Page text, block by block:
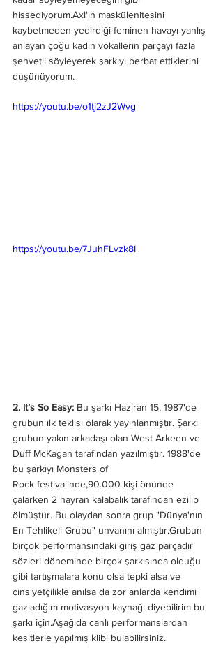
hissediyorum.Axl'ın maskülenitesini
kaybetmeden yedirdiği feminen havayı yanlış
anlayan çoğu kadın vokallerin parçayı fazla
şehvetli söyleyerek şarkıyı berbat ettiklerini
düşünüyorum.
https://youtu.be/o1tj2zJ2Wvg
https://youtu.be/7JuhFLvzk8I
2. It’s So Easy: Bu şarkı Haziran 15, 1987'de
grubun ilk teklisi olarak yayınlanmıştır. Şarkı
grubun yakın arkadaşı olan West Arkeen ve
Duff McKagan tarafından yazılmıştır. 1988'de
bu şarkıyı Monsters of
Rock festivalinde,90.000 kişi önünde
çalarken 2 hayran kalabalık tarafından ezilip
ölmüştür. Bu olaydan sonra grup "Dünya'nın
En Tehlikeli Grubu" unvanını almıştır.Grubun
birçok performansındaki giriş gaz parçadır
sözleri döneminde birçok şarkısında olduğu
gibi tartışmalara konu olsa tepki alsa ve
cinsiyetçilikle anılsa da zor anlarda kendimi
gazladığım motivasyon kaynağı diyebilirim bu
şarkı için.Aşağıda canlı performanslardan
kesitlerle yapılmış klibi bulabilirsiniz.